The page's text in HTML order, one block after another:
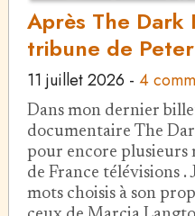
Après The Dark
tribune de
11 juillet 2026 - 4
Dans mon dernier
documentaire The
pour encore plusieurs
de France télévisions .
mots choisis à son